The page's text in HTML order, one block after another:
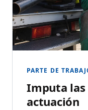
PARTE DE
Imputa las
actuación